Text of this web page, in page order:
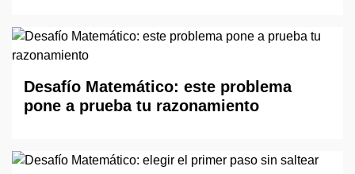
Desafío Matemático: este problema
pone a prueba tu razonamiento